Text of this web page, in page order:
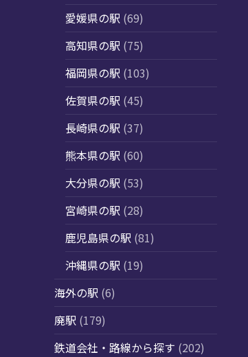
愛媛県の駅 (69)
高知県の駅 (75)
福岡県の駅 (103)
佐賀県の駅 (45)
長崎県の駅 (37)
熊本県の駅 (60)
大分県の駅 (53)
宮崎県の駅 (28)
鹿児島県の駅 (81)
沖縄県の駅 (19)
海外の駅 (6)
廃駅 (179)
鉄道会社・路線から探す (202)